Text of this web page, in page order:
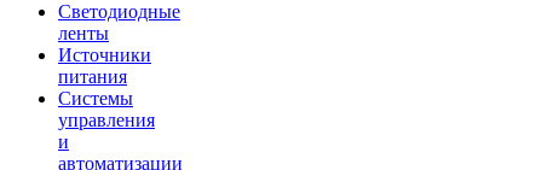
Светодиодные
ленты
Источники
питания
Системы
управления
и
автоматизации